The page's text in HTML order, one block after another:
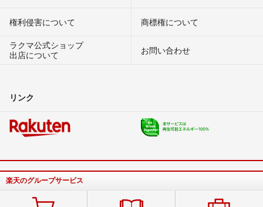
権利侵害について
商標権について
ラクマ公式ショップ
出店について
お問い合わせ
リンク
楽天のグループサービス